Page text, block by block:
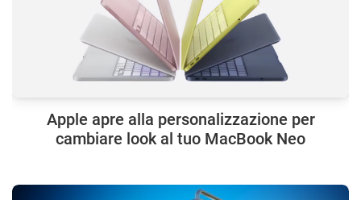
Apple apre alla personalizzazione per
cambiare look al tuo MacBook Neo